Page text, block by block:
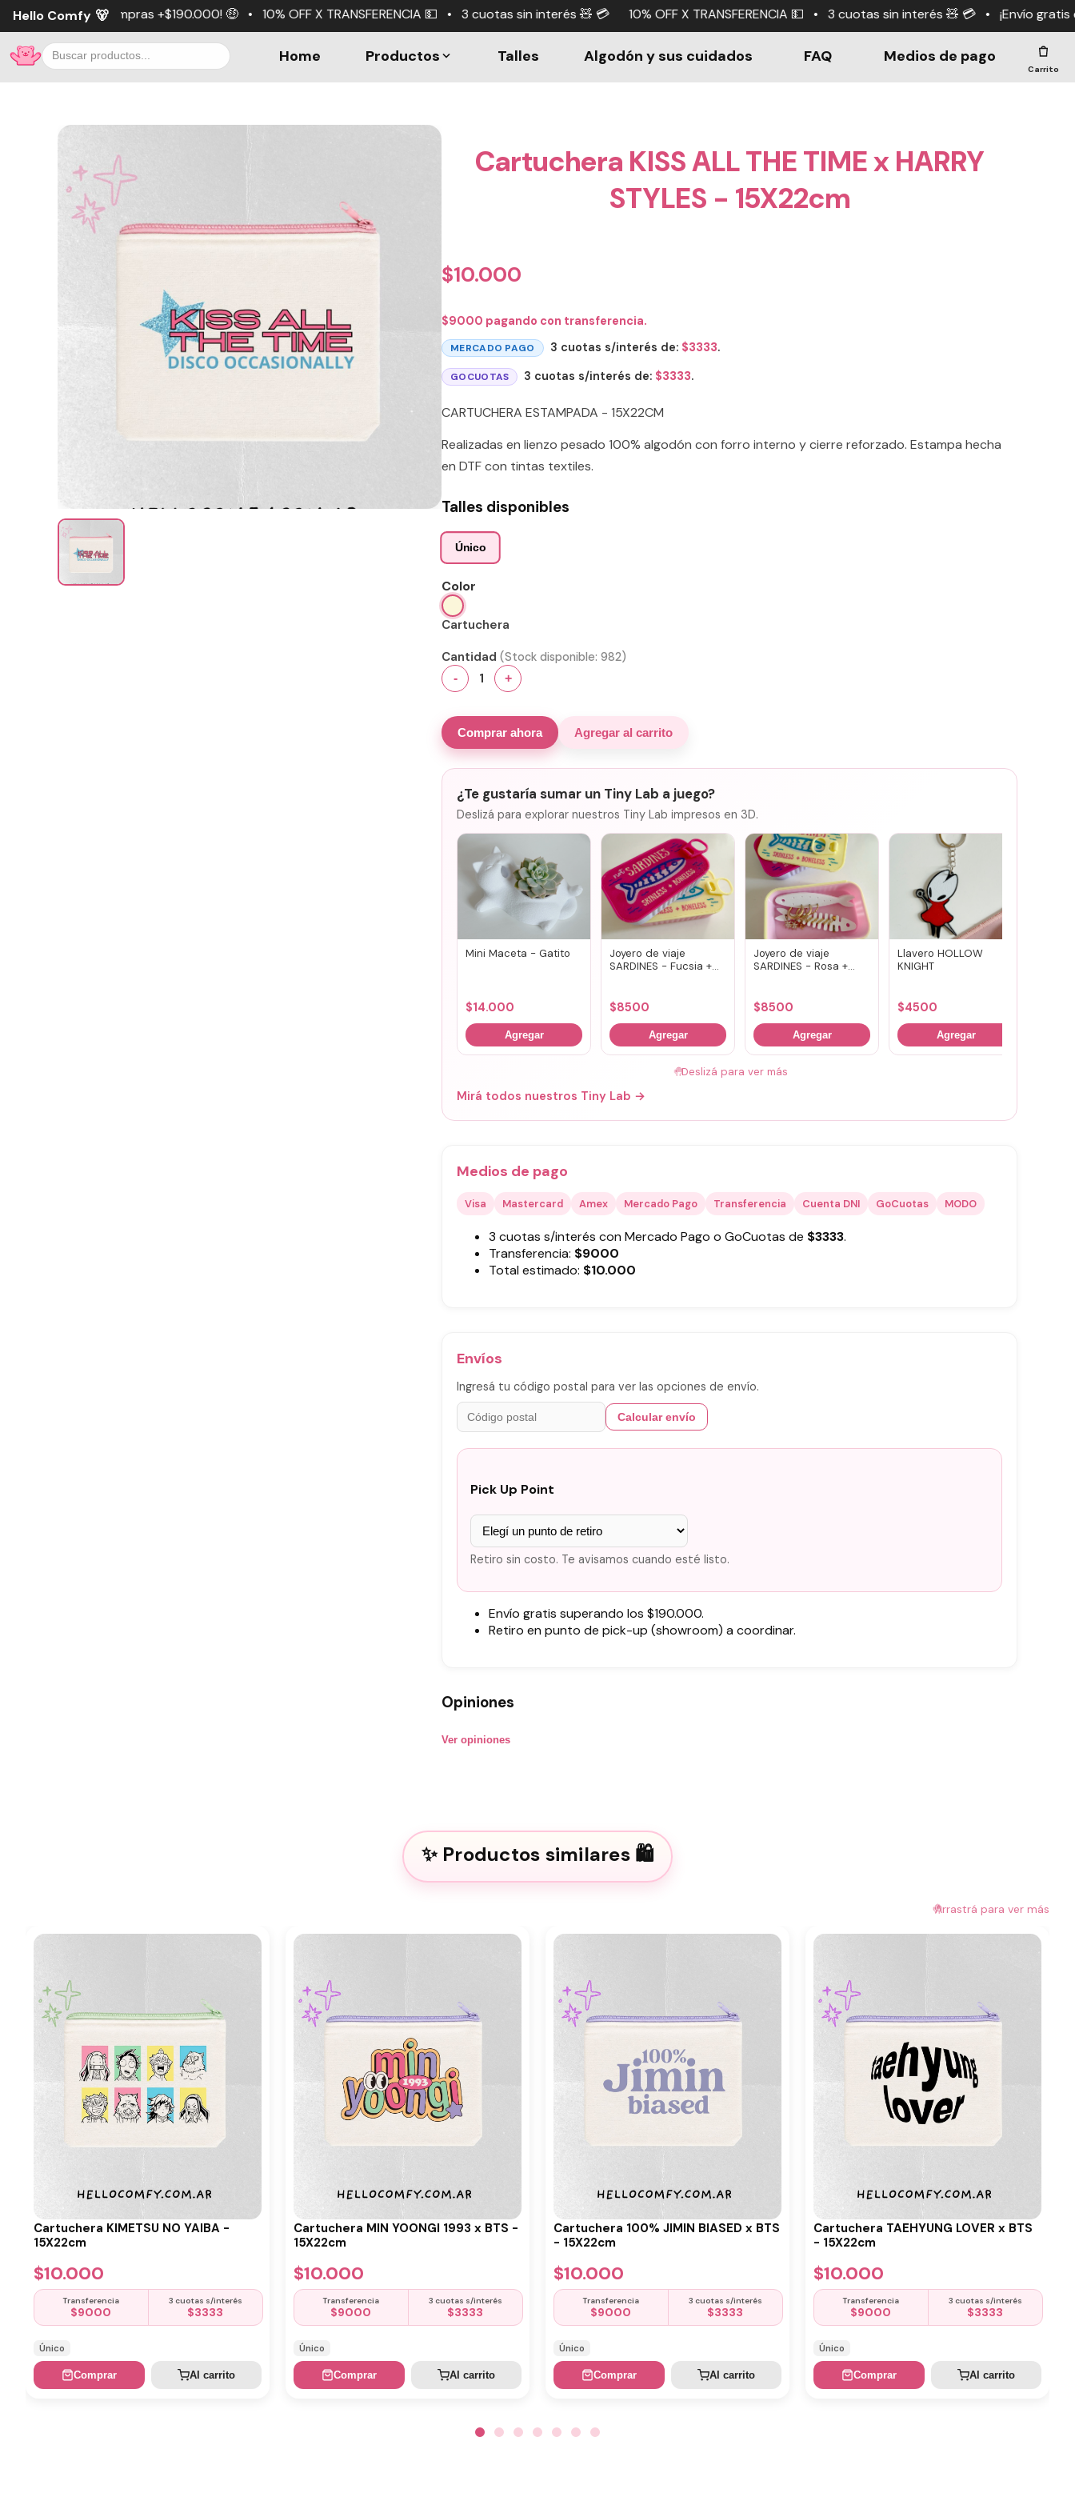
Hello Comfy 🐻
+$190.000! 🤑 • 10% OFF X TRANSFERENCIA 💵 • 3 cuotas sin interés 🧸 💳 10% OFF X TRANSFERENCIA 💵 • 3 cuotas sin interés 🧸 💳 • ¡Envío gratis en compras
Home Productos Talles Algodón y sus cuidados FAQ Medios de pago
Carrito
Cartuchera KISS ALL THE TIME x HARRY
STYLES - 15X22cm
$10.000
$9000 pagando con transferencia.
MERCADO PAGO 3 cuotas s/interés de: $3333.
GOCUOTAS 3 cuotas s/interés de: $3333.
CARTUCHERA ESTAMPADA - 15X22CM
Realizadas en lienzo pesado 100% algodón con forro interno y cierre reforzado. Estampa hecha
en DTF con tintas textiles.
Talles disponibles
Único
Color
Cartuchera
Cantidad (Stock disponible: 982)
- 1 +
Comprar ahora Agregar al carrito
¿Te gustaría sumar un Tiny Lab a juego?
Deslizá para explorar nuestros Tiny Lab impresos en 3D.
Mini Maceta - Gatito
$14.000
Agregar
Joyero de viaje
SARDINES - Fucsia +
$8500
Agregar
Joyero de viaje
SARDINES - Rosa +
$8500
Agregar
Llavero HOLLOW
KNIGHT
$4500
Agregar
🤚Deslizá para ver más
Mirá todos nuestros Tiny Lab →
Medios de pago
Visa Mastercard Amex Mercado Pago Transferencia Cuenta DNI GoCuotas MODO
3 cuotas s/interés con Mercado Pago o GoCuotas de $3333.
Transferencia: $9000
Total estimado: $10.000
Envíos
Ingresá tu código postal para ver las opciones de envío.
Calcular envío
Pick Up Point
Retiro sin costo. Te avisamos cuando esté listo.
Envío gratis superando los $190.000.
Retiro en punto de pick-up (showroom) a coordinar.
Opiniones
Ver opiniones
Productos similares
🤚Arrastrá para ver más
Cartuchera KIMETSU NO YAIBA -
15X22cm
$10.000
Transferencia
$9000
3 cuotas s/interés
$3333
Único
Comprar Al carrito
Cartuchera MIN YOONGI 1993 x BTS -
15X22cm
$10.000
Transferencia
$9000
3 cuotas s/interés
$3333
Único
Comprar Al carrito
Cartuchera 100% JIMIN BIASED x BTS
- 15X22cm
$10.000
Transferencia
$9000
3 cuotas s/interés
$3333
Único
Comprar Al carrito
Cartuchera TAEHYUNG LOVER x BTS
- 15X22cm
$10.000
Transferencia
$9000
3 cuotas s/interés
$3333
Único
Comprar Al carrito